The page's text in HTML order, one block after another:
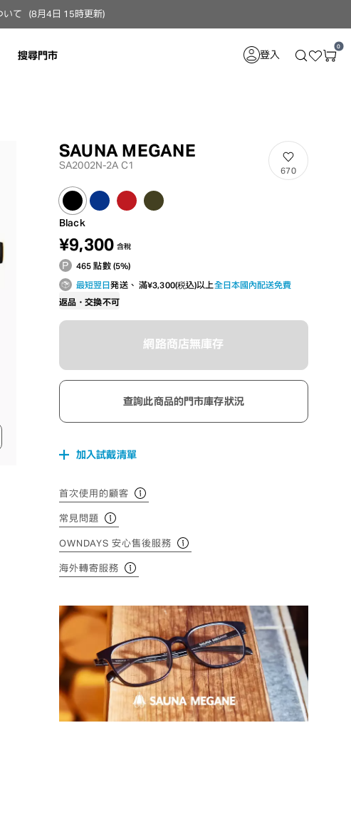
て（8月4日 15時更新）
搜尋門市 登入
0
SAUNA MEGANE
SA2002N-2A C1 670
Black
¥9,300 含稅
465 點數 (5%)
最短翌日発送、 滿¥3,300(税込)以上全日本國內配送免費
返品・交換不可
網路商店無庫存
查詢此商品的門市庫存狀況
加入試戴清單
首次使用的顧客
常見問題
OWNDAYS 安心售後服務
海外轉寄服務